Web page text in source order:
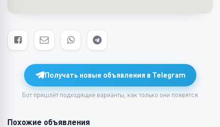
Получать новые объявления в Telegram
Бот пришлёт подходящие варианты, как только они появятся
Похожие объявления